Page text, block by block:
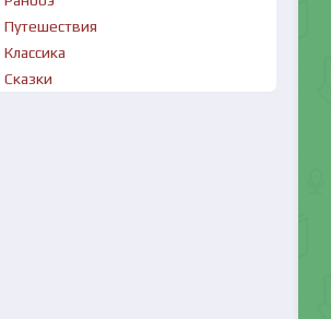
Путешествия
Классика
Сказки